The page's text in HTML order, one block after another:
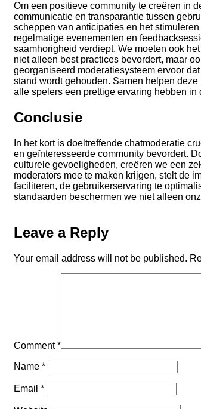
Om een positieve community te creëren in
communicatie en transparantie tussen
scheppen van anticipaties en het
regelmatige evenementen en
saamhorigheid verdiept. We moeten ook
niet alleen best practices bevordert, maar
georganiseerd moderatiesysteem ervoor
stand wordt gehouden. Samen helpen
alle spelers een prettige ervaring hebben in
Conclusie
In het kort is doeltreffende chatmoderatie
en geïnteresseerde community bevordert.
culturele gevoeligheden, creëren we een
moderators mee te maken krijgen, stelt de
faciliteren, de gebruikerservaring te
standaarden beschermen we niet alleen
Leave a Reply
Your email address will not be published.
Comment*
Name *
Email *